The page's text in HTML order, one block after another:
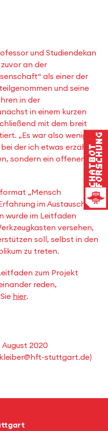
und Studiendekan
an der
als einer der
und seine
in der
in einem kurzen
mit dem breit
„Es war also weniger
der ich etwas erzähle
sondern ein offener
„Mensch
im Austausch mit
wurde im Leitfaden
versehen,
soll, selbst in den
zu treten.
zum Projekt
reden,
hier.
August 2020
stuttgart.de)
ChatbotForschung